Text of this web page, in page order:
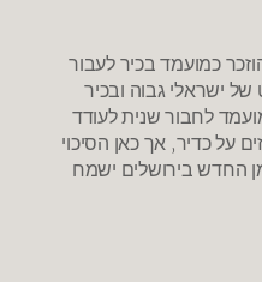
כמועמד בכיר לעבור
של ישראלי גבוה ובכיר
לחבור שנית לעודד
על כדיר, אך כאן הסיכוי
החדש בירושלים ישמח